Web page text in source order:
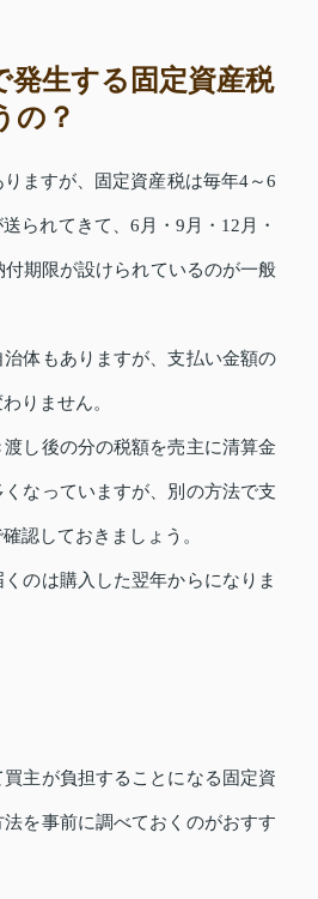
発生する固定資産税
の？
ますが、固定資産税は毎年4～6
られてきて、6月・9月・12月・
期限が設けられているのが一般
体もありますが、支払い金額の
りません。
し後の分の税額を売主に清算金
なっていますが、別の方法で支
認しておきましょう。
のは購入した翌年からになりま
主が負担することになる固定資
を事前に調べておくのがおすす